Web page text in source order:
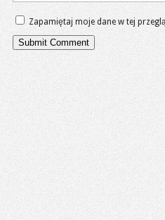
Zapamiętaj moje dane w tej